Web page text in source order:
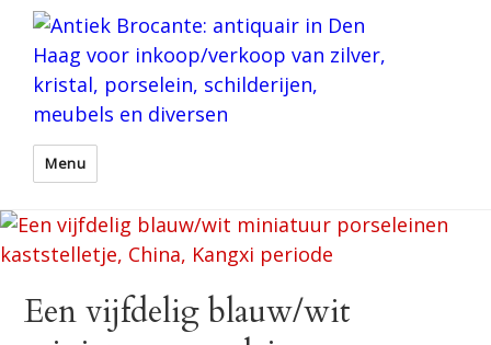
Menu
Een vijfdelig blauw/wit